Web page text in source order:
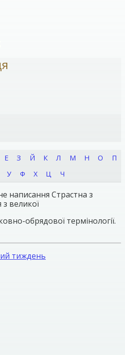
Е З Й К Л М Н О
П
У Ф Х Ц Ч
написання Страстна з
великої
обрядової термінології.
тиждень